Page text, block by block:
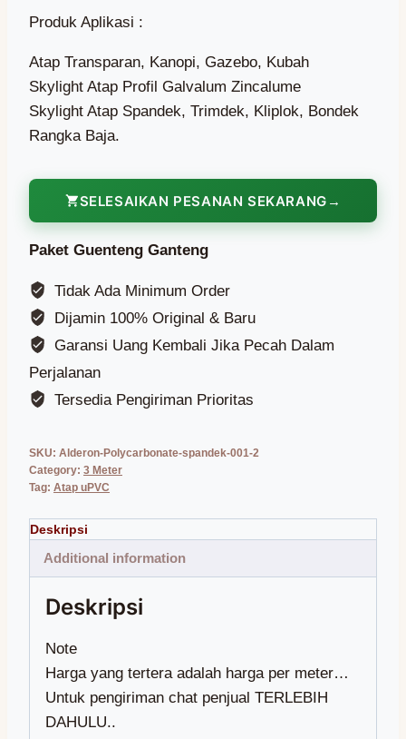
Produk Aplikasi :
Atap Transparan, Kanopi, Gazebo, Kubah
Skylight Atap Profil Galvalum Zincalume
Skylight Atap Spandek, Trimdek, Kliplok, Bondek
Rangka Baja.
SELESAIKAN PESANAN SEKARANG
Paket Guenteng Ganteng
Tidak Ada Minimum Order
Dijamin 100% Original & Baru
Garansi Uang Kembali Jika Pecah Dalam
Perjalanan
Tersedia Pengiriman Prioritas
SKU: Alderon-Polycarbonate-spandek-001-2
Category: 3 Meter
Tag: Atap uPVC
Additional information
Note
Harga yang tertera adalah harga per meter…
Untuk pengiriman chat penjual TERLEBIH
DAHULU..